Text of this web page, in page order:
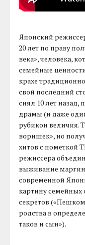
Японский
20 лет по праву
века», человека,
семейные
крахе
свой последний
снял 10 лет назад,
драмы (и даже
рубикон величия.
воришек», но
хитов с пометкой
режиссера
выживание
современной
картину семейных
секретов
родства в
таков и сын»).